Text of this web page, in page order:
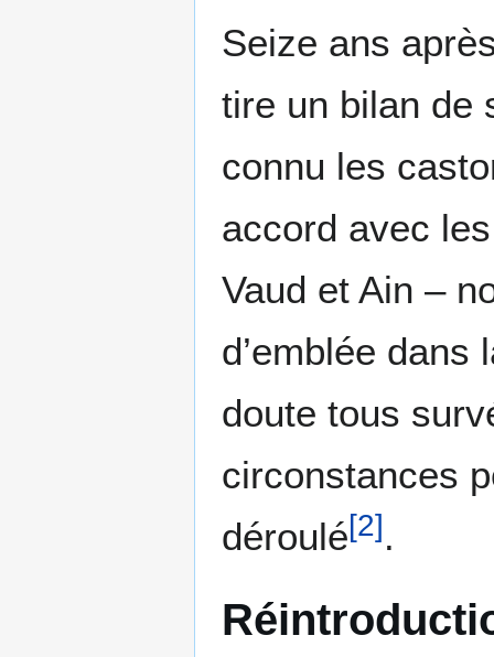
Seize ans
tire un bilan de
connu les
accord avec
Vaud et Ain –
d’emblée
doute tous
circonstances
déroulé[2] .